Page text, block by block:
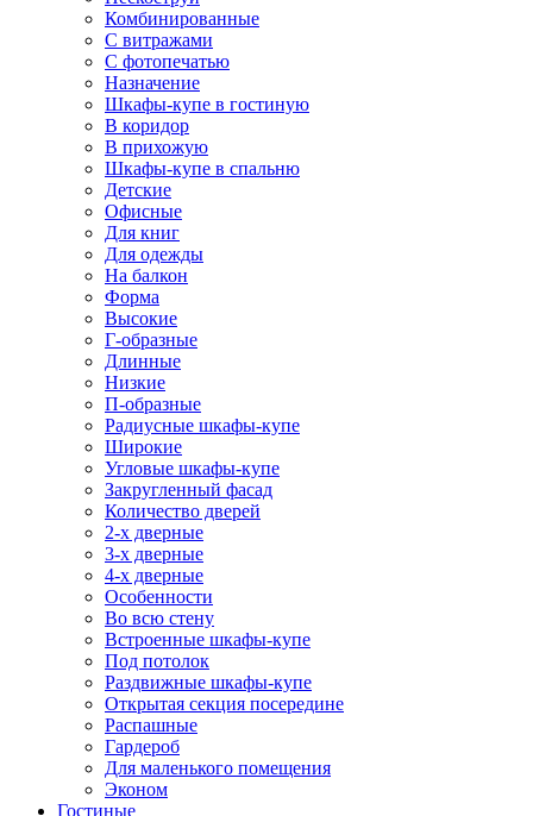
Комбинированные
С витражами
С фотопечатью
Назначение
Шкафы-купе в гостиную
В коридор
В прихожую
Шкафы-купе в спальню
Детские
Офисные
Для книг
Для одежды
На балкон
Форма
Высокие
Г-образные
Длинные
Низкие
П-образные
Радиусные шкафы-купе
Широкие
Угловые шкафы-купе
Закругленный фасад
Количество дверей
2-х дверные
3-х дверные
4-х дверные
Особенности
Во всю стену
Встроенные шкафы-купе
Под потолок
Раздвижные шкафы-купе
Открытая секция посередине
Распашные
Гардероб
Для маленького помещения
Эконом
Гостиные